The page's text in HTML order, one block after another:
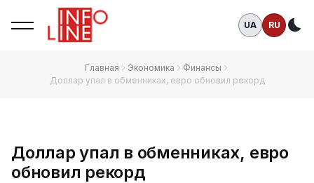
UA RU
Главная Экономика
Финансы
Доллар упал в обменниках, евро обновил рекорд
Доллар упал в обменниках, евро
обновил рекорд